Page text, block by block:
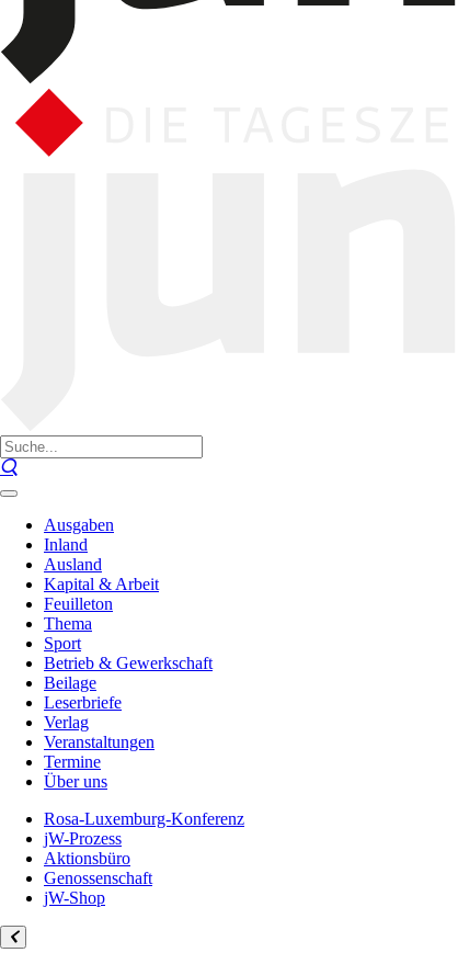
Ausgaben
Inland
Ausland
Kapital & Arbeit
Feuilleton
Thema
Sport
Betrieb & Gewerkschaft
Beilage
Leserbriefe
Verlag
Veranstaltungen
Termine
Über uns
Rosa-Luxemburg-Konferenz
jW-Prozess
Aktionsbüro
Genossenschaft
jW-Shop